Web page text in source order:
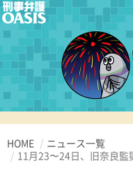
HOME
ニュース一覧
11月23〜24日、旧奈良